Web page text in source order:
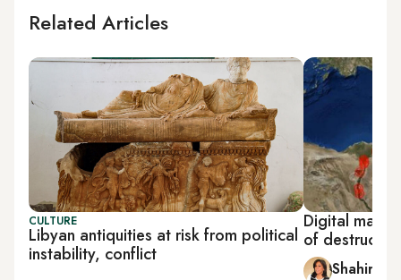
Related Articles
CULTURE
Libyan antiquities at risk from political
instability, conflict
Digital map
of
Shahira